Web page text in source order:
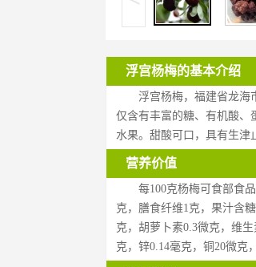
浮宫杨梅的基本介绍
浮宫杨梅，福建省龙海
仅含有丰富的糖、有机酸、
水果。甜酸可口，具有生津
营养价值
每100克杨梅可食部食
克，膳食纤维1克，果汁含
克，胡萝卜素0.3微克，维
克，锌0.14毫克，铜20微克